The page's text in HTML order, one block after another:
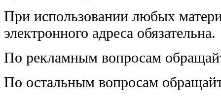
При использовании любых
электронного адреса обязательна.
По рекламным вопросам
По остальным вопросам